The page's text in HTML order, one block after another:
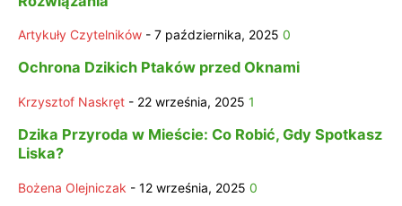
Artykuły Czytelników - 7 października, 2025 0
Ochrona Dzikich Ptaków przed Oknami
Krzysztof Naskręt - 22 września, 2025 1
Dzika Przyroda w Mieście: Co Robić, Gdy Spotkasz
Liska?
Bożena Olejniczak - 12 września, 2025 0